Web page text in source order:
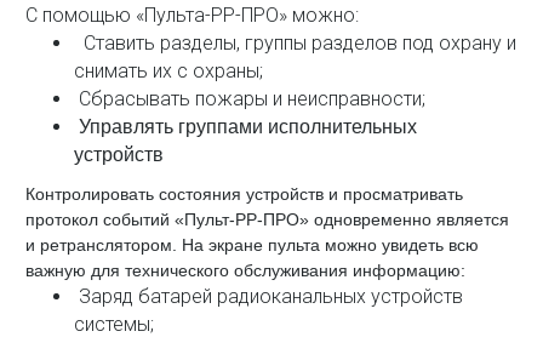
С помощью «Пульта-РР-ПРО» можно:
Ставить разделы, группы разделов под охрану и
снимать их с охраны;
Сбрасывать пожары и неисправности;
Управлять группами исполнительных
устройств
Контролировать состояния устройств и просматривать
протокол событий «Пульт-РР-ПРО» одновременно является
и ретранслятором. На экране пульта можно увидеть всю
важную для технического обслуживания информацию:
Заряд батарей радиоканальных устройств
системы;